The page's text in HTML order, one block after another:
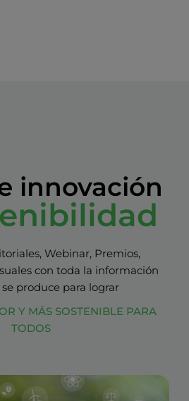
innovación
Webinar, Premios,
con toda la información
produce para lograr
Y MÁS SOSTENIBLE PARA
TODOS